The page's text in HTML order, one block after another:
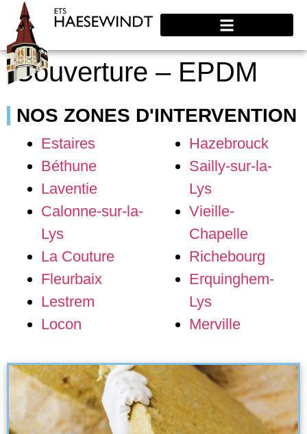
Couverture – EPDM
NOS ZONES D'INTERVENTION
Estaires
Béthune
Laventie
Calonne-sur-la-
Lys
La Couture
Fleurbaix
Lestrem
Locon
Hazebrouck
Sailly-sur-la-
Lys
Vieille-
Chapelle
Richebourg
Erquinghem-
Lys
Merville